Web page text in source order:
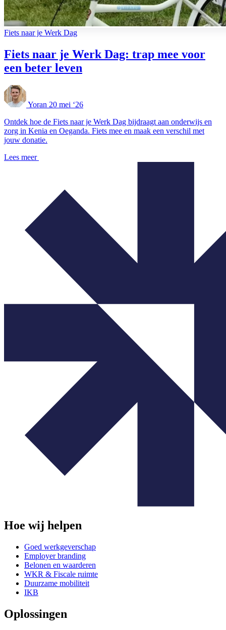
Fiets naar je Werk Dag
Fiets naar je Werk Dag: trap mee voor
een beter leven
Yoran 20 mei ‘26
Ontdek hoe de Fiets naar je Werk Dag bijdraagt aan onderwijs en
zorg in Kenia en Oeganda. Fiets mee en maak een verschil met
jouw donatie.
Lees meer
Hoe wij helpen
Goed werkgeverschap
Employer branding
Belonen en waarderen
WKR & Fiscale ruimte
Duurzame mobiliteit
IKB
Oplossingen